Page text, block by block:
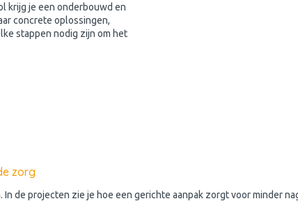
krijg je een onderbouwd en
concrete oplossingen,
stappen nodig zijn om het
zorg
de projecten zie je hoe een gerichte aanpak zorgt voor minder